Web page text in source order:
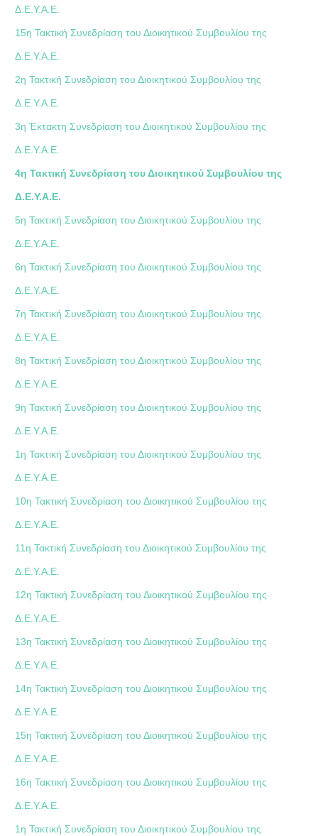
Δ.Ε.Υ.Α.Ε.
15η Τακτική Συνεδρίαση του Διοικητικού Συμβουλίου της
Δ.Ε.Υ.Α.Ε.
2η Τακτική Συνεδρίαση του Διοικητικού Συμβουλίου της
Δ.Ε.Υ.Α.Ε.
3η Έκτακτη Συνεδρίαση του Διοικητικού Συμβουλίου της
Δ.Ε.Υ.Α.Ε.
4η Τακτική Συνεδρίαση του Διοικητικού Συμβουλίου της
Δ.Ε.Υ.Α.Ε.
5η Τακτική Συνεδρίαση του Διοικητικού Συμβουλίου της
Δ.Ε.Υ.Α.Ε.
6η Τακτική Συνεδρίαση του Διοικητικού Συμβουλίου της
Δ.Ε.Υ.Α.Ε.
7η Τακτική Συνεδρίαση του Διοικητικού Συμβουλίου της
Δ.Ε.Υ.Α.Ε.
8η Τακτική Συνεδρίαση του Διοικητικού Συμβουλίου της
Δ.Ε.Υ.Α.Ε.
9η Τακτική Συνεδρίαση του Διοικητικού Συμβουλίου της
Δ.Ε.Υ.Α.Ε.
1η Τακτική Συνεδρίαση του Διοικητικού Συμβουλίου της
Δ.Ε.Υ.Α.Ε.
10η Τακτική Συνεδρίαση του Διοικητικού Συμβουλίου της
Δ.Ε.Υ.Α.Ε.
11η Τακτική Συνεδρίαση του Διοικητικού Συμβουλίου της
Δ.Ε.Υ.Α.Ε.
12η Τακτική Συνεδρίαση του Διοικητικού Συμβουλίου της
Δ.Ε.Υ.Α.Ε.
13η Τακτική Συνεδρίαση του Διοικητικού Συμβουλίου της
Δ.Ε.Υ.Α.Ε.
14η Τακτική Συνεδρίαση του Διοικητικού Συμβουλίου της
Δ.Ε.Υ.Α.Ε.
15η Τακτική Συνεδρίαση του Διοικητικού Συμβουλίου της
Δ.Ε.Υ.Α.Ε.
16η Τακτική Συνεδρίαση του Διοικητικού Συμβουλίου της
Δ.Ε.Υ.Α.Ε.
1η Τακτική Συνεδρίαση του Διοικητικού Συμβουλίου της